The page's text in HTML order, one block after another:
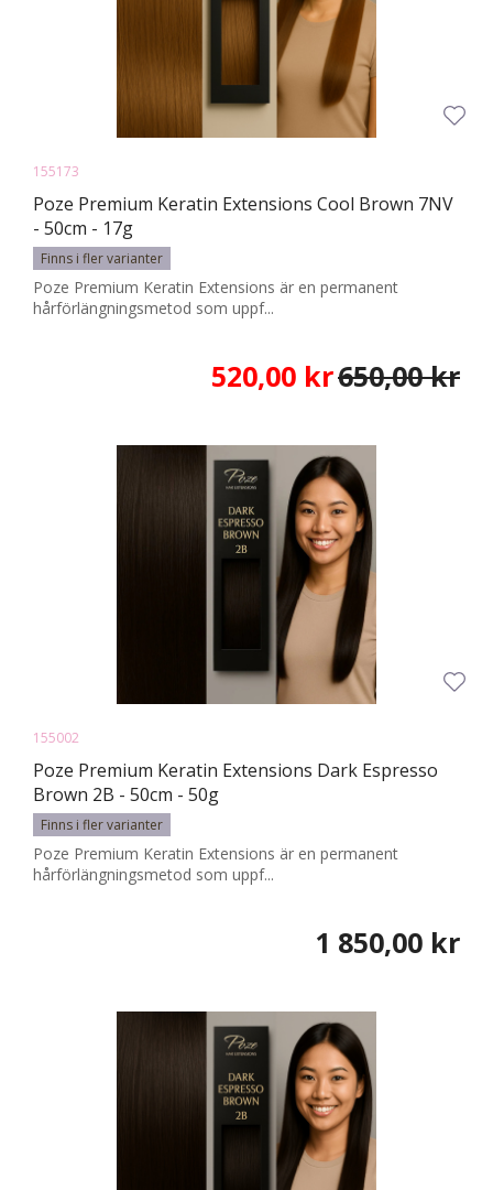
155173
Poze Premium Keratin Extensions Cool Brown 7NV
- 50cm - 17g
Finns i fler varianter
Poze Premium Keratin Extensions är en permanent
hårförlängningsmetod som uppf...
520,00 kr650,00 kr
155002
Poze Premium Keratin Extensions Dark Espresso
Brown 2B - 50cm - 50g
Finns i fler varianter
Poze Premium Keratin Extensions är en permanent
hårförlängningsmetod som uppf...
1 850,00 kr